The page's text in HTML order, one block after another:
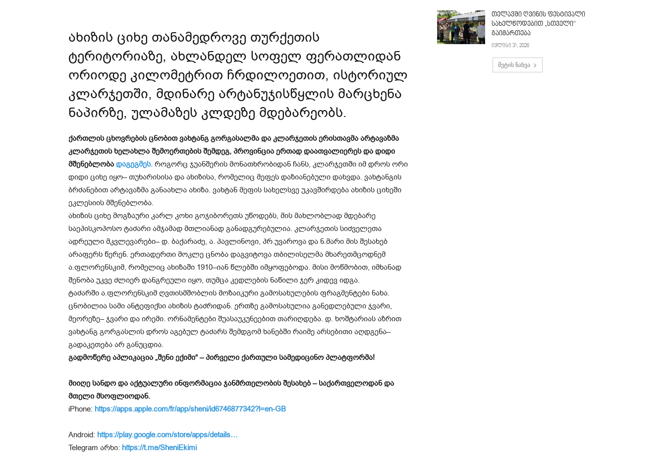
ახიზის ციხე თანამედროვე თურქეთის
ტერიტორიაზე, ახლანდელ სოფელ ფერათლიდან
ორიოდე კილომეტრით ჩრდილოეთით, ისტორიულ
კლარჯეთში, მდინარე არტანუჯისწყლის მარცხენა
ნაპირზე, ულამაზეს კლდეზე მდებარეობს.
ქართლის ცხოვრების ცნობით ვახტანგ გორგასალმა და კლარჯეთის ერისთავმა არტავაზმა
კლარჯეთის ხელახლა შემოერთების შემდეგ, პროვინცია ერთად დაათვალიერეს და დიდი
მშენებლობა დაგეგმეს. როგორც ჯუანშერის მონათხრობიდან ჩანს, კლარჯეთში იმ დროს ორი
დიდი ციხე იყო– თუხარისისა და ახიზისა, რომელიც მეფეს დაზიანებული დახვდა. ვახტანგის
ბრძანებით არტავაზმა განაახლა ახიზა. ვახტან მეფის სახელსვე უკავშირდება ახიზის ციხეში
ეკლესიის მშენებლობა.
ახიზის ციხე მოგზაური კარლ კოხი გოჯიბორეთს უწოდებს, მის მახლობლად მდებარე
საეპისკოპოსო ტაძარი ამჯამად მთლიანად განადგურებულია. კლარჯეთის სიძველეთა
ადრეული მკვლევარები– დ. ბაქარაძე, ა. პავლინოვი, პრ.უვაროვა და ნ.მარი მის შესახებ
არაფერს წერენ. ერთადერთი მოკლე ცნობა დაგვიტოვა თბილისელმა მხარეთმცოდნემ
ა.ფლორენსკიმ, რომელიც ახიზაში 1910–იან წლებში იმყოფებოდა. მისი მოწმობით, იმხანად
შენობა უკვე ძლიერ დანგრეული იყო, თუმცა კედლების ნაწილი ჯერ კიდევ იდგა.
ტაძარში ა.ფლორენსკიმ ღვთისმშობლის მოზაიკური გამოსახულების ფრაგმენტები ნახა.
ცნობილია სამი ანტეფიქსი ახიზის ტაძრიდან. ერთზე გამოსახულია განედლებული ჯვარი,
მეორეზე– ჯვარი და ირემი. ორნამენტები შუასაუკუნეებით თარიღდება. დ. ხოშტარიას აზრით
ვახტანგ გორგასლის დროს აგებულ ტაძარს შემდგომ ხანებში რაიმე არსებითი აღდგენა–
გადაკეთება არ განუცდია.
გადმოწერე აპლიკაცია „შენი ექიმი“ – პირველი ქართული სამედიცინო პლატფორმა!
მიიღე სანდო და აქტუალური ინფორმაცია ჯანმრთელობის შესახებ – საქართველოდან და
მთელი მსოფლიოდან.
iPhone: https://apps.apple.com/fr/app/sheni/id6746877342?l=en-GB
Android: https://play.google.com/store/apps/details…
Telegram არხი: https://t.me/SheniEkimi
თელავში ღვინის ფესტივალი
სახელწოდებით „სთველი“
გაიმართება
ივლისი 31, 2026
მეტის ნახვა